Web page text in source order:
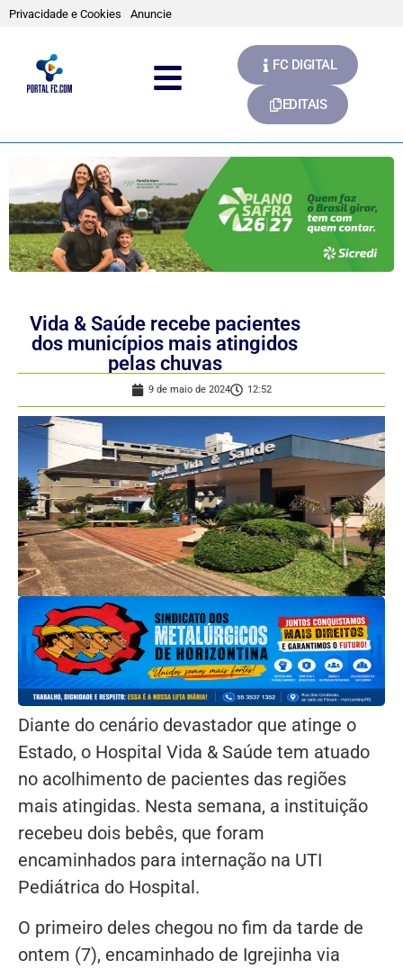
Privacidade e Cookies Anuncie
FC DIGITAL
EDITAIS
Vida & Saúde recebe pacientes
dos municípios mais atingidos
pelas chuvas
9 de maio de 2024 12:52
Diante do cenário devastador que atinge o
Estado, o Hospital Vida & Saúde tem atuado
no acolhimento de pacientes das regiões
mais atingidas. Nesta semana, a instituição
recebeu dois bebês, que foram
encaminhados para internação na UTI
Pediátrica do Hospital.
O primeiro deles chegou no fim da tarde de
ontem (7), encaminhado de Igrejinha via